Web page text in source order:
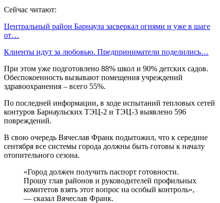
Сейчас читают:
Центральный район Барнаула засверкал огнями и уже в шаге
от…
Клиенты идут за любовью. Предприниматели поделились…
При этом уже подготовлено 88% школ и 90% детских садов.
Обеспокоенность вызывают помещения учреждений
здравоохранения – всего 55%.
По последней информации, в ходе испытаний тепловых сетей
контуров Барнаульских ТЭЦ-2 и ТЭЦ-3 выявлено 596
повреждений.
В свою очередь Вячеслав Франк подытожил, что к середине
сентября все системы города должны быть готовы к началу
отопительного сезона.
«Город должен получить паспорт готовности.
Прошу глав районов и руководителей профильных
комитетов взять этот вопрос на особый контроль»,
— сказал Вячеслав Франк.